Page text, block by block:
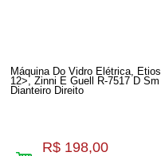
Máquina Do Vidro Elétrica, Etios
12>, Zinni E Guell R-7517 D Sm
Dianteiro Direito
R$ 198,00